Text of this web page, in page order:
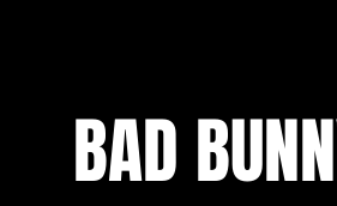
BAD